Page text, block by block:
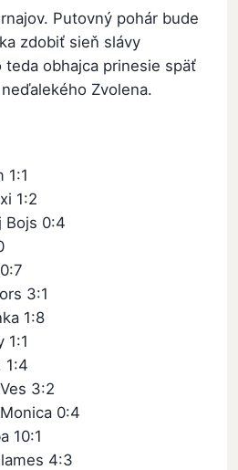
Putovný pohár bude
zdobiť sieň slávy
teda obhajca prinesie späť
Zvolena.
1:1
1:2
Bojs 0:4
3:1
1:8
1:1
1:4
3:2
0:4
10:1
4:3